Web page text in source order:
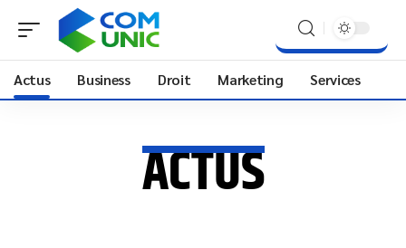
Actus Business Droit Marketing Services
ACTUS